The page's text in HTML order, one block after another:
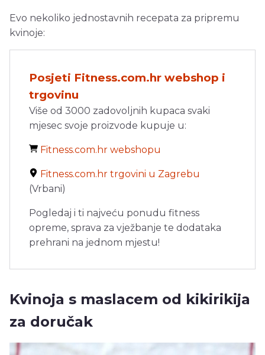
Evo nekoliko jednostavnih recepata za pripremu
kvinoje:
Posjeti Fitness.com.hr webshop i
trgovinu
Više od 3000 zadovoljnih kupaca svaki
mjesec svoje proizvode kupuje u:
Fitness.com.hr webshopu
Fitness.com.hr trgovini u Zagrebu
(Vrbani)
Pogledaj i ti najveću ponudu fitness
opreme, sprava za vježbanje te dodataka
prehrani na jednom mjestu!
Kvinoja s maslacem od kikirikija
za doručak